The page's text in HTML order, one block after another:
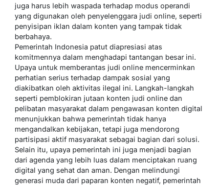
juga harus lebih waspada terhadap modus operandi
yang digunakan oleh penyelenggara judi online, seperti
penyisipan iklan dalam konten yang tampak tidak
berbahaya.
Pemerintah Indonesia patut diapresiasi atas
komitmennya dalam menghadapi tantangan besar ini.
Upaya untuk memberantas judi online mencerminkan
perhatian serius terhadap dampak sosial yang
diakibatkan oleh aktivitas ilegal ini. Langkah-langkah
seperti pemblokiran jutaan konten judi online dan
pelibatan masyarakat dalam pengawasan konten digital
menunjukkan bahwa pemerintah tidak hanya
mengandalkan kebijakan, tetapi juga mendorong
partisipasi aktif masyarakat sebagai bagian dari solusi.
Selain itu, upaya pemerintah ini juga menjadi bagian
dari agenda yang lebih luas dalam menciptakan ruang
digital yang sehat dan aman. Dengan melindungi
generasi muda dari paparan konten negatif, pemerintah